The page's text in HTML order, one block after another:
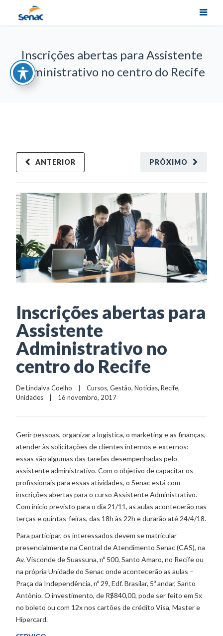
Inscrições abertas para Assistente
Administrativo no centro do Recife
PRÓXIMO
ANTERIOR
Inscrições abertas para
Assistente
Administrativo no
centro do Recife
De Lindalva Coelho
    |
Cursos, Gestão, Notícias, Recife
Unidades
    |    16 novembro, 2017
Gerir pessoas, organizar a logística, o marketing e as finanças,
atender às solicitações de clientes internos e externos:
essas são algumas das tarefas desempenhadas pelo
assistente administrativo. Com o objetivo de capacitar os
profissionais para essas atividades, o Senac está com
inscrições abertas para o curso Assistente Administrativo.
Com início previsto para o dia 21/11, as aulas acontecerão nas
terças e quintas-feiras, das 18h às 22h e durarão até 24/4/18.
Para participar, os interessados devem se matricular
presencialmente na Central de Atendimento Senac (CAS), na
Av. Visconde de Suassuna, nº 500, Santo Amaro, no Recife ou
na própria Unidade do Senac onde acontecerão as aulas –
Praça da Independência, nº 29, Edf. Brasilar, 5º andar, Santo
Antônio. O investimento, de R$840,00, pode ser feito em 5x
no boleto ou com 12x nos cartões de crédito Visa, Master e
Hipercard.